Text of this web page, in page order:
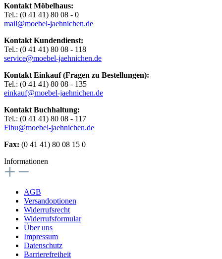
Kontakt Möbelhaus:
Tel.: (0 41 41) 80 08 - 0
mail@moebel-jaehnichen.de
Kontakt Kundendienst:
Tel.: (0 41 41) 80 08 - 118
service@moebel-jaehnichen.de
Kontakt Einkauf (Fragen zu Bestellungen):
Tel.: (0 41 41) 80 08 - 135
einkauf@moebel-jaehnichen.de
Kontakt Buchhaltung:
Tel.: (0 41 41) 80 08 - 117
Fibu@moebel-jaehnichen.de
Fax: (0 41 41) 80 08 15 0
Informationen
AGB
Versandoptionen
Widerrufsrecht
Widerrufsformular
Über uns
Impressum
Datenschutz
Barrierefreiheit